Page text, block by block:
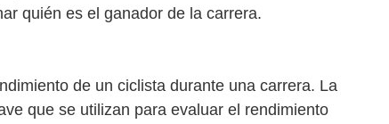
quién es el ganador de la carrera.
de un ciclista durante una carrera. La
que se utilizan para evaluar el rendimiento